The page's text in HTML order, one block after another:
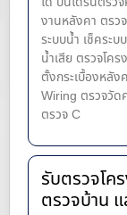
งานหลังคา ตรว
ระบบน้ำ เช็คระ
น้ำ​เสีย ตรวจโค
ตั้งกระเบื้องหลัง
Wiring ตรวจวัด
ตรวจ C
รับตรวจโค
ตรวจบ้าน